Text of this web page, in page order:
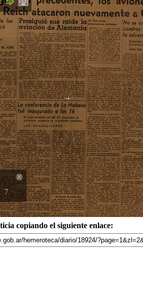
7
copiando el siguiente enlace: